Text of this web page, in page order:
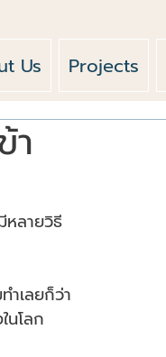
Us Projects
า
หลายวิธี
เลยก็ว่า
นโลก